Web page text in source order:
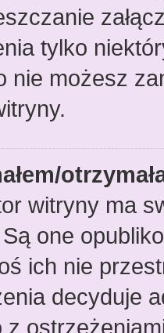
tylko
nie możesz
witryny ma
one
ich nie
decyduje
z